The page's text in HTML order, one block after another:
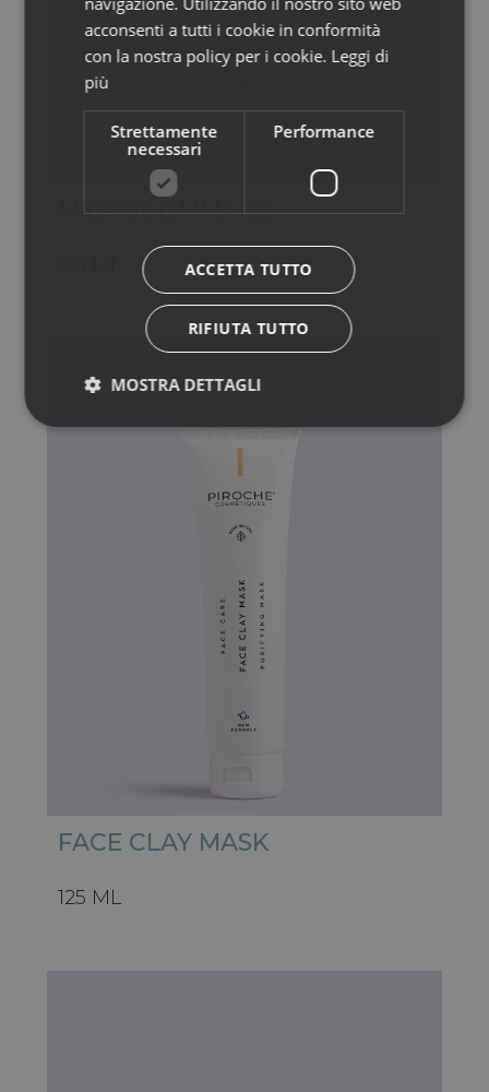
MICROGOMMAGE
FACE CLAY MASK
125 ML
acconsenti a tutti i cookie in conformità
con la nostra policy per i cookie. Leggi di
più
Strettamente
necessari
Performance
ACCETTA TUTTO
RIFIUTA TUTTO
MOSTRA DETTAGLI